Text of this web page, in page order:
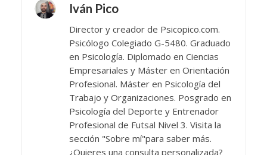
Iván Pico
Director y creador de Psicopico.com.
Psicólogo Colegiado G-5480. Graduado
en Psicología. Diplomado en Ciencias
Empresariales y Máster en Orientación
Profesional. Máster en Psicología del
Trabajo y Organizaciones. Posgrado en
Psicología del Deporte y Entrenador
Profesional de Futsal Nivel 3. Visita la
sección "Sobre mí"para saber más.
¿Quieres una consulta personalizada?